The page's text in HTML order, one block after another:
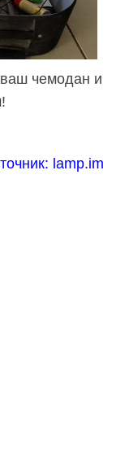
чемодан и
lamp.im